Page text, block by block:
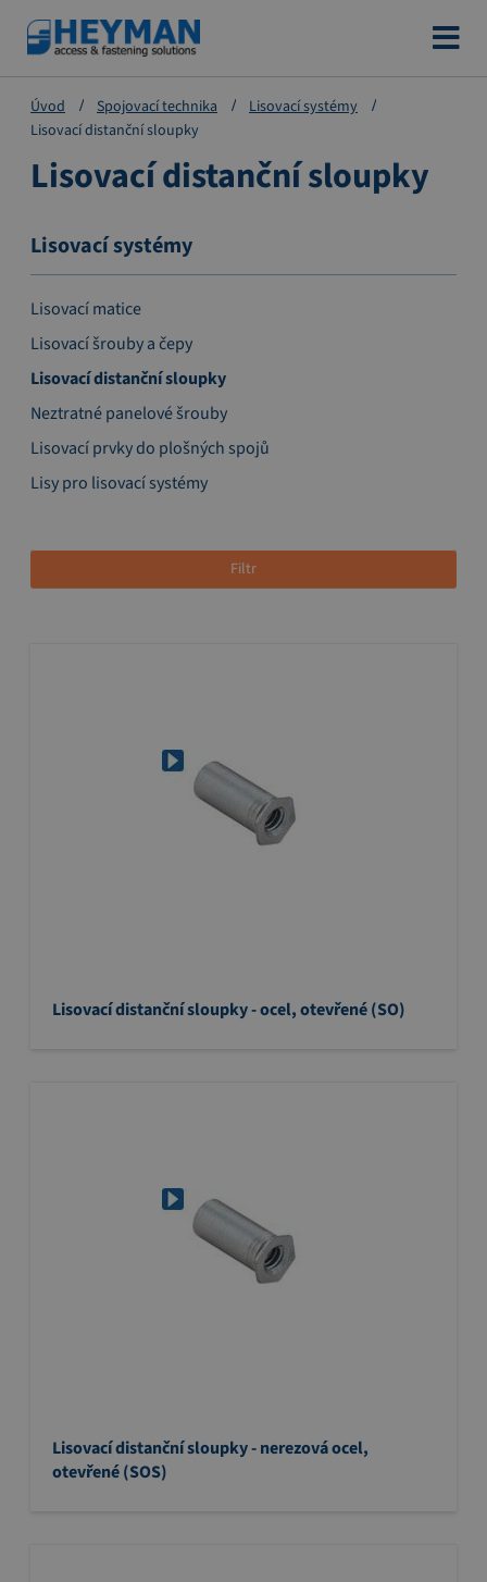
Přejít
na
obsah
Úvod Spojovací technika
Lisovací systémy
Lisovací distanční sloupky
Lisovací distanční sloupky
Lisovací distanční sloupky - ocel, otevřené (SO)
Lisovací distanční sloupky - nerezová ocel,
otevřené (SOS)
Lisovací systémy
Lisovací matice
Lisovací šrouby a čepy
Lisovací distanční sloupky
Neztratné panelové šrouby
Lisovací prvky do plošných spojů
Lisy pro lisovací systémy
Filtr